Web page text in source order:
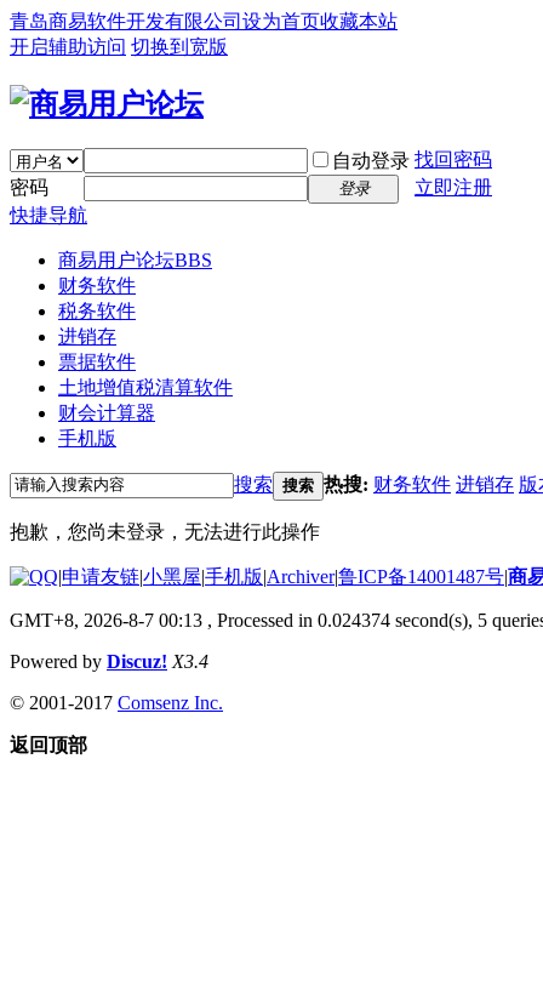
青岛商易软件开发有限公司 设为首页收藏本站
开启辅助访问 切换到宽版
自动登录 找回密码
密码
登录
立即注册
快捷导航
商易用户论坛BBS
财务软件
税务软件
进销存
票据软件
土地增值税清算软件
财会计算器
手机版
搜索 搜索 热搜: 财务软件 进销存 版
抱歉，您尚未登录，无法进行此操作
|申请友链|小黑屋|手机版|Archiver|鲁ICP备14001487号|商
GMT+8, 2026-8-7 00:13 , Processed in 0.024374 second(s), 5
Powered by Discuz! X3.4
© 2001-2017 Comsenz Inc.
返回顶部